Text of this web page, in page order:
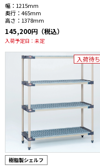
幅： 1215mm
奥行： 465mm
高さ： 1378mm
145,200円（税込）
入荷予定日： 未定
入荷待ち
樹脂製シェルフ